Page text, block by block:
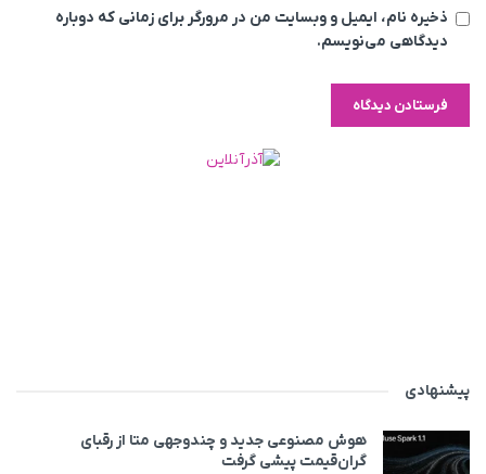
ذخیره نام، ایمیل و وبسایت من در مرورگر برای زمانی که دوباره
دیدگاهی می‌نویسم.
پیشنهادی
هوش مصنوعی جدید و چندوجهی متا از رقبای
گران‌قیمت پیشی گرفت